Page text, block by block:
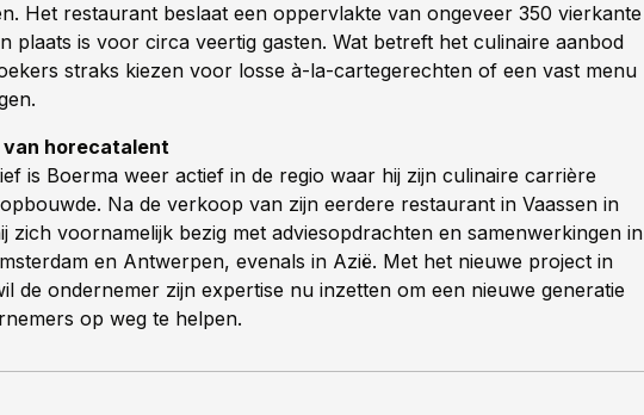
Het restaurant beslaat een oppervlakte van ongeveer 350 vierkante
plaats is voor circa veertig gasten. Wat betreft het culinaire aanbod
straks kiezen voor losse à-la-cartegerechten of een vast menu
van horecatalent
is Boerma weer actief in de regio waar hij zijn culinaire carrière
Na de verkoop van zijn eerdere restaurant in Vaassen in
zich voornamelijk bezig met adviesopdrachten en samenwerkingen in
en Antwerpen, evenals in Azië. Met het nieuwe project in
de ondernemer zijn expertise nu inzetten om een nieuwe generatie
op weg te helpen.